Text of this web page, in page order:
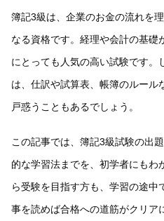
簿記3級は、企業のお金の流れを
なる資格です。経理や会計の基礎
にとっても人気の高い試験です。
は、仕訳や試算表、帳簿のルール
戸惑うこともあるでしょう。
この記事では、簿記3級試験の出
的な学習法までを、初学者にもわ
ら受験を目指す方も、学習の途
事を読めば合格への道筋がクリア